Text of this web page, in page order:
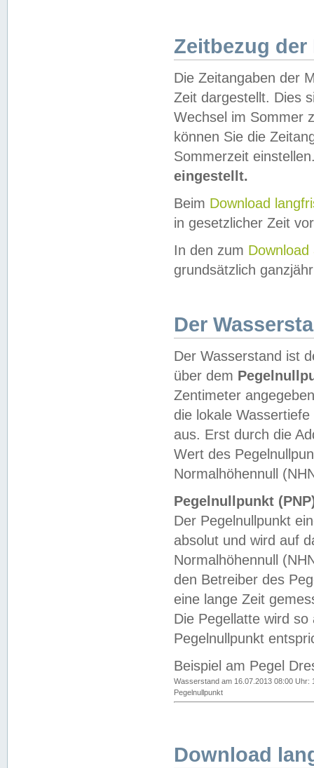
Zeitbezug der
Die Zeitangaben der
Zeit dargestellt. Dies
Wechsel im Sommer
können Sie die
Sommerzeit
eingestellt.
Beim Download
in gesetzlicher Zeit
In den zum Download
grundsätzlich
Der
Der Wasserstand ist
über dem
Zentimeter
die lokale
aus. Erst durch die
Wert des
Normalhöhennull
Pegelnullpunkt
Der Pegelnullpunkt
absolut und wird auf
Normalhöhennull
den Betreiber des
eine lange Zeit
Die Pegellatte wird
Pegelnullpunkt
Beispiel am Pegel
Wasserstand am 16.07.2013 08:00 Uhr:
Pegelnullpunkt
Download